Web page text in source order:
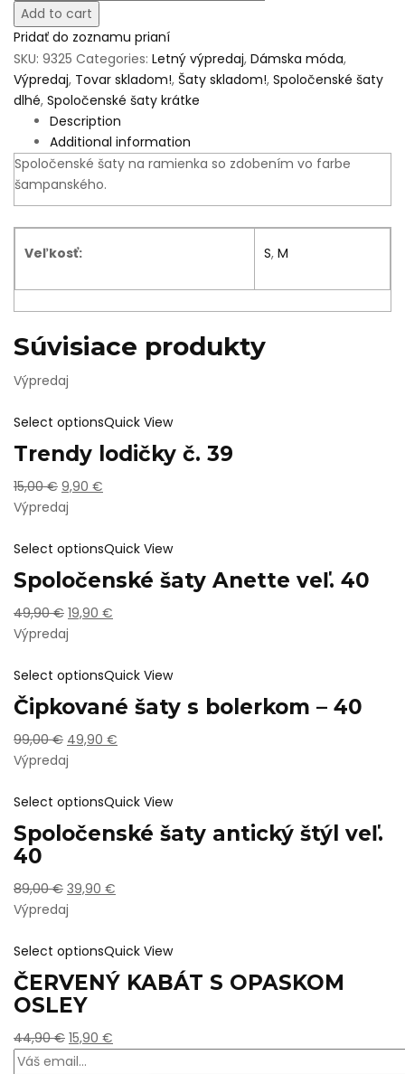
Add to cart
Pridať do zoznamu prianí
SKU: 9325 Categories: Letný výpredaj, Dámska móda,
Výpredaj, Tovar skladom!, Šaty skladom!, Spoločenské šaty
dlhé, Spoločenské šaty krátke
Description
Additional information
Spoločenské šaty na ramienka so zdobením vo farbe
šampanského.
Veľkosť: S, M
Súvisiace produkty
Výpredaj
Select optionsQuick View
Trendy lodičky č. 39
15,00€ 9,90 €
Výpredaj
Select optionsQuick View
Spoločenské šaty Anette veľ. 40
49,90€ 19,90 €
Výpredaj
Select optionsQuick View
Čipkované šaty s bolerkom – 40
99,00€ 49,90 €
Výpredaj
Select optionsQuick View
Spoločenské šaty antický štýl veľ.
40
89,00€ 39,90 €
Výpredaj
Select optionsQuick View
ČERVENÝ KABÁT S OPASKOM
OSLEY
44,90€ 15,90 €